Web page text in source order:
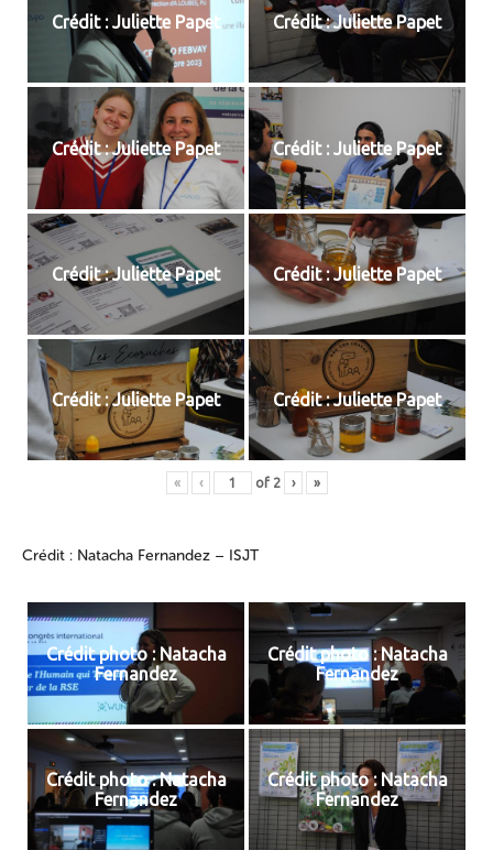
Crédit : Juliette Papet Crédit : Juliette Papet
Crédit : Juliette Papet Crédit : Juliette Papet
Crédit : Juliette Papet Crédit : Juliette Papet
Crédit : Juliette Papet Crédit : Juliette Papet
« ‹ of 2 › »
Crédit : Natacha Fernandez – ISJT
Crédit photo : Natacha
Fernandez
Crédit photo : Natacha
Fernandez
Crédit photo : Natacha
Fernandez
Crédit photo : Natacha
Fernandez